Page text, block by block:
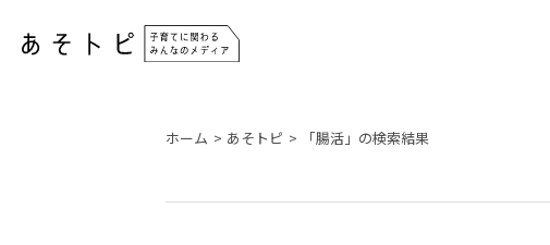
ホーム あそトピ 「腸活」の検索結果